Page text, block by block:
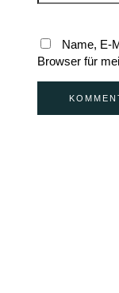
Name, E-
Browser für